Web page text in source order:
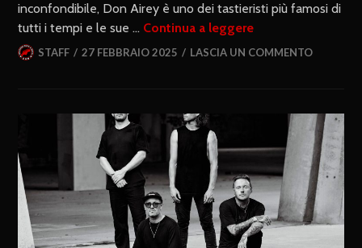
inconfondibile, Don Airey è uno dei tastieristi più famosi di
tutti i tempi e le sue … Continua a leggere
STAFF 27 FEBBRAIO 2025 LASCIA UN COMMENTO